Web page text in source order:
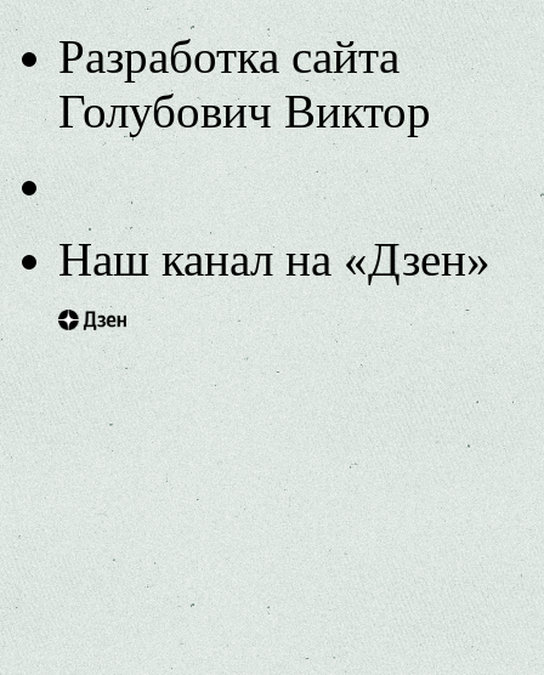
Разработка сайта
Голубович Виктор
Наш канал на «Дзен»